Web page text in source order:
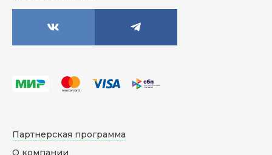
Партнерская программа
О компании